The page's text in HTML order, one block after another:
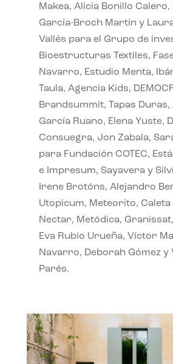
Makea, Alicia Bonillo
García-Broch Martín y
Vallés para el Grupo de
Bioestructuras Textiles,
Navarro, Estudio Menta,
Taula, Agencia Kids,
Brandsummit, Tapas Duras,
García Ruano, Elena Yuste,
Consuegra, Jon Zabala,
para Fundación COTEC,
e Impresum, Sayavera y
Irene Brotóns, Alejandro
Utopicum, Meteorito, Caleta
Nectar, Metódica,
Eva Rubio Urueña, Víctor
Navarro, Deborah Gómez y
Parés.